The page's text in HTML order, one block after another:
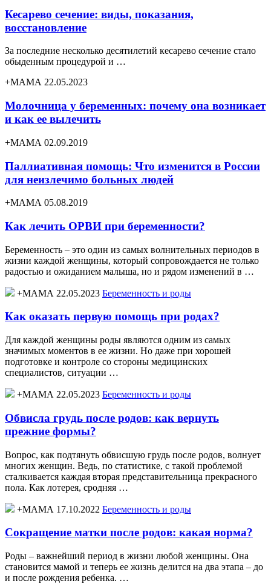
Кесарево сечение: виды, показания,
восстановление
За последние несколько десятилетий кесарево сечение стало
обыденным процедурой и …
+МАМА 22.05.2023
Молочница у беременных: почему она возникает
и как ее вылечить
+МАМА 02.09.2019
Паллиативная помощь: Что изменится в России
для неизлечимо больных людей
+МАМА 05.08.2019
Как лечить ОРВИ при беременности?
Беременность – это один из самых волнительных периодов в
жизни каждой женщины, который сопровождается не только
радостью и ожиданием малыша, но и рядом изменений в …
+МАМА 22.05.2023 Беременность и роды
Как оказать первую помощь при родах?
Для каждой женщины роды являются одним из самых
значимых моментов в ее жизни. Но даже при хорошей
подготовке и контроле со стороны медицинских
специалистов, ситуации …
+МАМА 22.05.2023 Беременность и роды
Обвисла грудь после родов: как вернуть
прежние формы?
Вопрос, как подтянуть обвисшую грудь после родов, волнует
многих женщин. Ведь, по статистике, с такой проблемой
сталкивается каждая вторая представительница прекрасного
пола. Как лотерея, сродняя …
+МАМА 17.10.2022 Беременность и роды
Сокращение матки после родов: какая норма?
Роды – важнейший период в жизни любой женщины. Она
становится мамой и теперь ее жизнь делится на два этапа – до
и после рождения ребенка. …